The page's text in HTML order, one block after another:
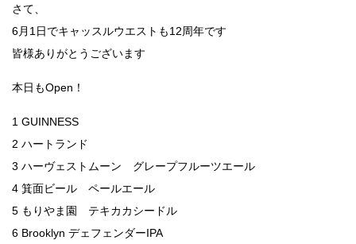
さて、
6月1日でキャッスルウエストも12周年です
皆様ありがとうございます
本日もOpen！
1 GUINNESS
2 ハートランド
3 ハーヴェストムーン グレープフルーツエール
4 箕面ビール ペールエール
5 もりやま園 テキカカシードル
6 Brooklyn デェフェンダーIPA